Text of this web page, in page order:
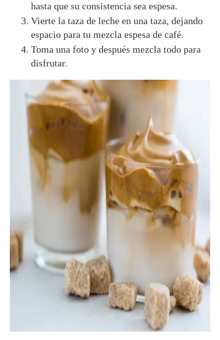
hasta que su consistencia sea espesa.
Vierte la taza de leche en una taza, dejando
espacio para tu mezcla espesa de café.
Toma una foto y después mezcla todo para
disfrutar.